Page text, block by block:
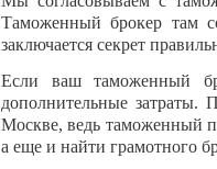
Таможенный брокер там
заключается секрет
Если ваш таможенный
дополнительные затраты.
Москве, ведь таможенный
а еще и найти грамотного